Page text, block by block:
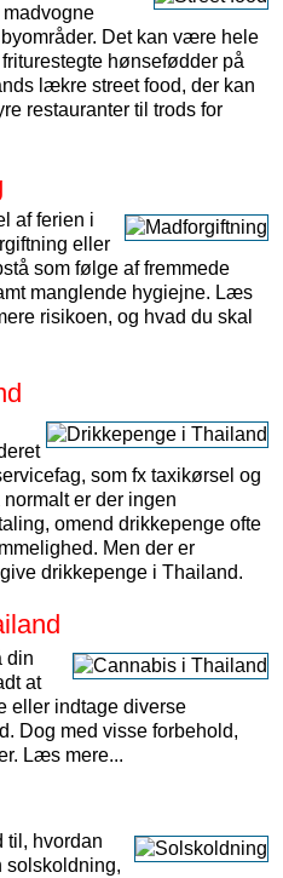
Det kan være hele
hønse­fødder på
lækre street food, der kan
restauranter til trods for
af ferien i
eller
som følge af fremmede
manglende hygiejne. Læs
risikoen, og hvad du skal
som fx taxikørsel og
er der ingen
omend drikkepenge ofte
Men der er
drikkepenge i Thailand.
din
at
eller indtage diverse
Dog med visse forbehold,
Læs mere...
til, hvordan
solskoldning,